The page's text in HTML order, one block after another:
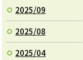
2025/09
2025/08
2025/04